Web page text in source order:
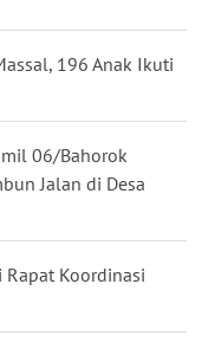
196 Anak Ikuti
06/Bahorok
Jalan di Desa
Koordinasi